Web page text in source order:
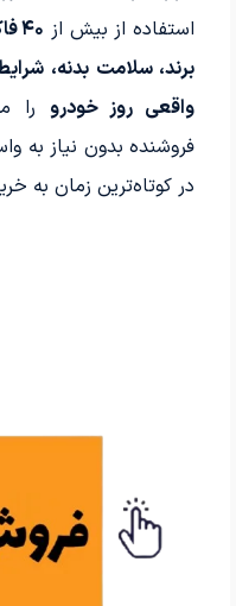
استفاده از بیش از
برند، سلامت بدنه،
واقعی روز خودرو را
فروشنده بدون نیاز به
در کوتاه‌ترین زمان به